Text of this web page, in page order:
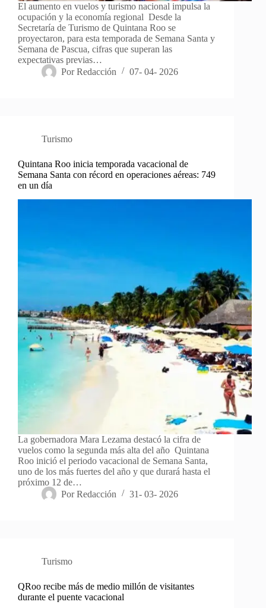
El aumento en vuelos y turismo nacional impulsa la
ocupación y la economía regional Desde la
Secretaría de Turismo de Quintana Roo se
proyectaron, para esta temporada de Semana Santa y
Semana de Pascua, cifras que superan las
expectativas previas…
Por Redacción 07- 04- 2026
Turismo
Quintana Roo inicia temporada vacacional de
Semana Santa con récord en operaciones aéreas: 749
en un día
La gobernadora Mara Lezama destacó la cifra de
vuelos como la segunda más alta del año Quintana
Roo inició el periodo vacacional de Semana Santa,
uno de los más fuertes del año y que durará hasta el
próximo 12 de…
Por Redacción 31- 03- 2026
Turismo
QRoo recibe más de medio millón de visitantes
durante el puente vacacional